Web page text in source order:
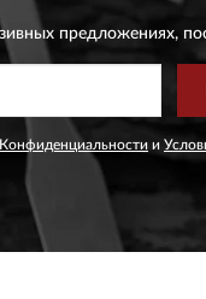
предложениях,
и